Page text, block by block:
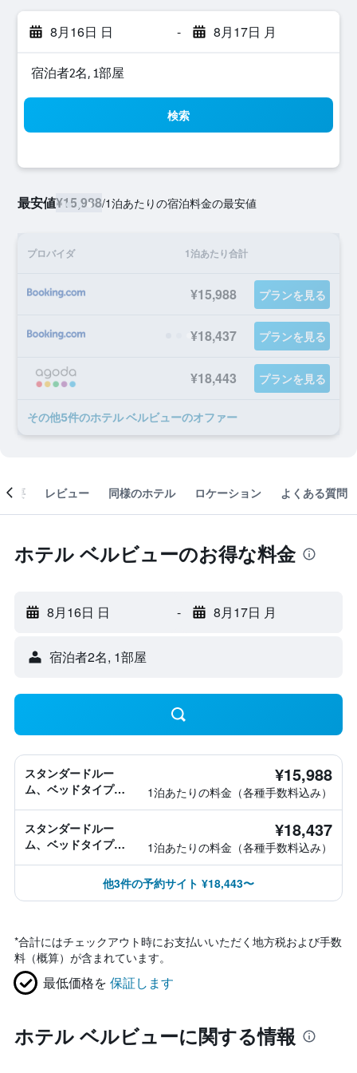
8月16日 日 - 8月17日 月
宿泊者2名, 1​部屋
検索
最安値¥15,988/1泊あたりの宿泊料金の最安値
プロバイダ 1泊あたり合計
¥15,988 プランを見る
¥18,437 プランを見る
¥18,443 プランを見る
​その他5​件のホテル ベルビューのオファー
概要 レビュー 同様のホテル ロケーション よくある質問
ホテル ベルビューのお得な料金
8月16日 日 - 8月17日 月
宿泊者2名, 1​部屋
スタンダードルー
ム、ベッドタイプ情
¥15,988
1泊あたりの料金（各種手数料込み）
スタンダードルー
ム、ベッドタイプ情
¥18,437
1泊あたりの料金（各種手数料込み）
他3件の予約サイト ¥18,443〜
*合計にはチェックアウト時にお支払いいただく地方税および手数
料（概算）が含まれています。
最低価格を 保証します
ホテル ベルビューに関する情報